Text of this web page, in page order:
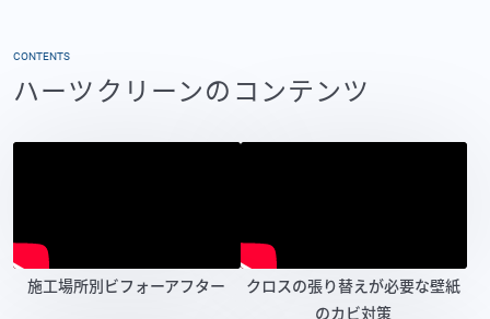
CONTENTS
ハーツクリーンのコンテンツ
施工場所別ビフォーアフター
クロスの張り替えが必要な壁紙
のカビ対策